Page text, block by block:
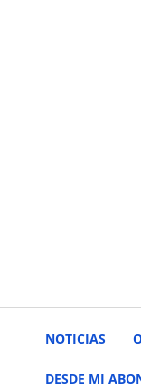
NOTICIAS
DESDE MI